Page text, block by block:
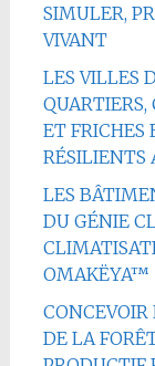
SIMULER,
VIVANT
LES VILLES
QUARTIERS,
ET FRICHES
RÉSILIENTS
LES
DU GÉNIE
OMAKËYA™
CONCEVOIR
DE LA